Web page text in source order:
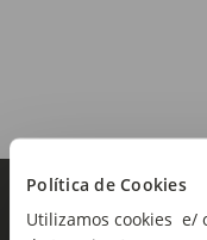
Política de Cookies
Utilizamos cookies e/